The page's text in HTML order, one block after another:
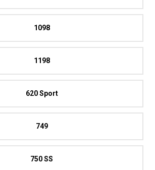
1098
1198
620 Sport
749
750 SS